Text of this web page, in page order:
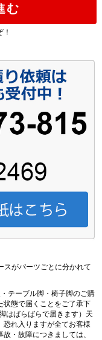
む
スがパーツごとに分かれて
テーブル脚・椅子脚のご購
状態で届くことをご了承下
はばらばらで届きます）天
恐れ入りますが全てお客様
・故障につきましては、